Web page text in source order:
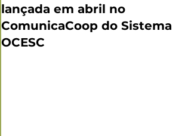
lançada em abril no
ComunicaCoop do Sistema
OCESC